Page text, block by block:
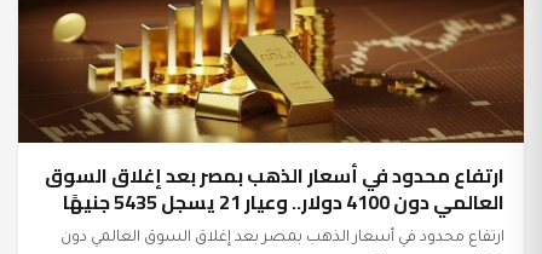
ارتفاع محدود في أسعار الذهب بمصر بعد إغلاق السوق
العالمي دون 4100 دولار.. وعيار 21 يسجل 5435 جنيهًا
ارتفاع محدود في أسعار الذهب بمصر بعد إغلاق السوق العالمي دون